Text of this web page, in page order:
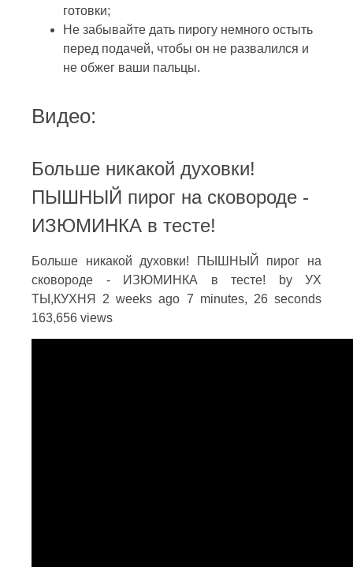
готовки;
Не забывайте дать пирогу немного остыть
перед подачей, чтобы он не развалился и
не обжег ваши пальцы.
Видео:
Больше никакой духовки!
ПЫШНЫЙ пирог на сковороде -
ИЗЮМИНКА в тесте!
Больше никакой духовки! ПЫШНЫЙ пирог на
сковороде - ИЗЮМИНКА в тесте! by УХ
ТЫ,КУХНЯ 2 weeks ago 7 minutes, 26 seconds
163,656 views